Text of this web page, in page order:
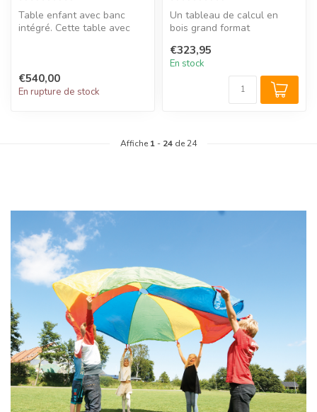
Table enfant avec banc
intégré. Cette table avec
€540,00
En rupture de stock
Un tableau de calcul en
bois grand format
instructif ...
€323,95
En stock
Affiche 1 - 24 de 24